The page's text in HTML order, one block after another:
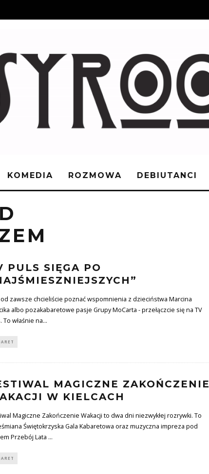
KOMEDIA ROZMOWA DEBIUTANCI
PULS SIĘGA PO
od zawsze chcieliście poznać wspomnienia z dzieciństwa Marcina
albo pozakabaretowe pasje Grupy MoCarta - przełączcie się na TV
To właśnie na...
MAGICZNE ZAKOŃCZENIE
W KIELCACH
Magiczne Zakończenie Wakacji to dwa dni niezwykłej rozrywki. To
Świętokrzyska Gala Kabaretowa oraz muzyczna impreza pod
Przebój Lata ...